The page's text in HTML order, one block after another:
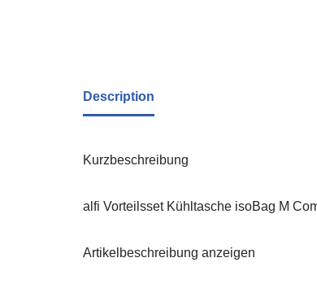
Description
Kurzbeschreibung
alfi Vorteilsset Kühltasche isoBag M
Artikelbeschreibung anzeigen